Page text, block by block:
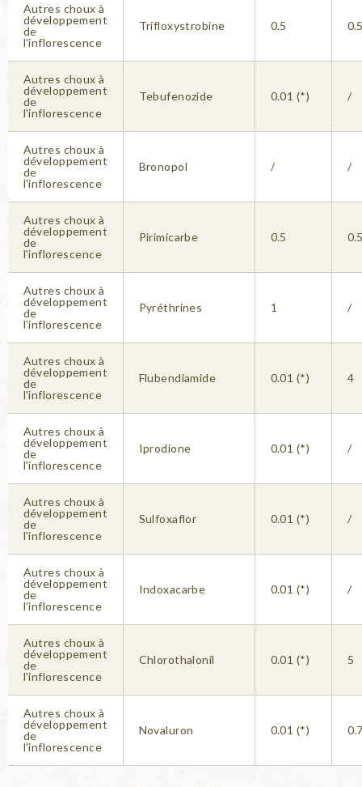
Autres choux à
développement
de
l'inflorescence
Trifloxystrobine 0.5
Autres choux à
développement
de
l'inflorescence
Tebufenozide 0.01 (*) /
Autres choux à
développement
de
l'inflorescence
Bronopol / /
Autres choux à
développement
de
l'inflorescence
Pirimicarbe 0.5
Autres choux à
développement
de
l'inflorescence
Pyréthrines 1 /
Autres choux à
développement
de
l'inflorescence
Flubendiamide 0.01 (*) 4
Autres choux à
développement
de
l'inflorescence
Iprodione 0.01 (*) /
Autres choux à
développement
de
l'inflorescence
Sulfoxaflor 0.01 (*) /
Autres choux à
développement
de
l'inflorescence
Indoxacarbe 0.01 (*) /
Autres choux à
développement
de
l'inflorescence
Chlorothalonil 0.01 (*) 5
Autres choux à
développement
de
l'inflorescence
Novaluron 0.01 (*)